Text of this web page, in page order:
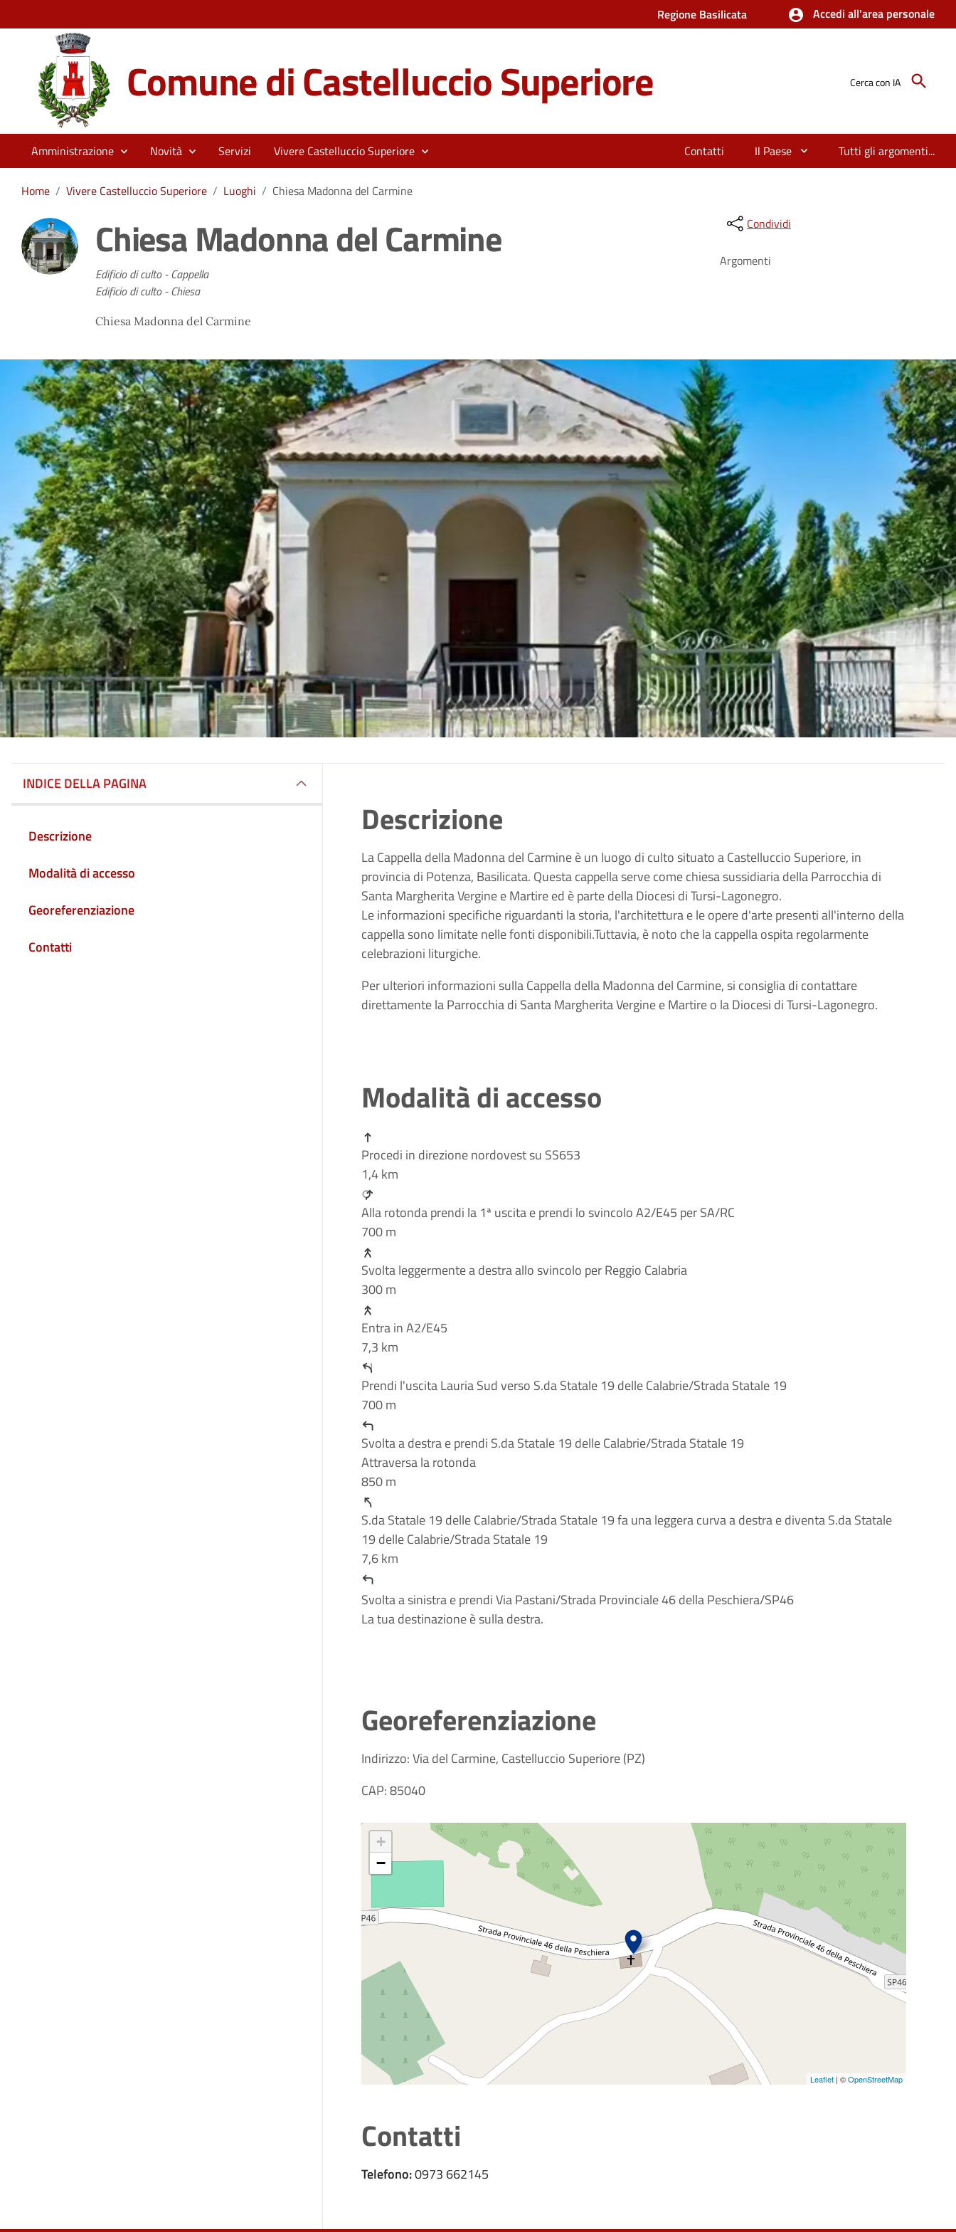
Regione Basilicata Accedi all'area personale
Comune di Castelluccio Superiore Cerca con IA
Amministrazione Novità Servizi Vivere Castelluccio Superiore Contatti Il Paese Tutti gli argomenti...
Home / Vivere Castelluccio Superiore / Luoghi / Chiesa Madonna del Carmine
Chiesa Madonna del Carmine
Edificio di culto - Cappella
Edificio di culto - Chiesa
Chiesa Madonna del Carmine
Condividi
Argomenti
INDICE DELLA PAGINA
Descrizione
Modalità di accesso
Georeferenziazione
Contatti
Descrizione
La Cappella della Madonna del Carmine è un luogo di culto situato a Castelluccio Superiore, in
provincia di Potenza, Basilicata. Questa cappella serve come chiesa sussidiaria della Parrocchia di
Santa Margherita Vergine e Martire ed è parte della Diocesi di Tursi-Lagonegro.
Le informazioni specifiche riguardanti la storia, l'architettura e le opere d'arte presenti all'interno della
cappella sono limitate nelle fonti disponibili.Tuttavia, è noto che la cappella ospita regolarmente
celebrazioni liturgiche.
Per ulteriori informazioni sulla Cappella della Madonna del Carmine, si consiglia di contattare
direttamente la Parrocchia di Santa Margherita Vergine e Martire o la Diocesi di Tursi-Lagonegro.
Modalità di accesso
Procedi in direzione nordovest su SS653
1,4 km
Alla rotonda prendi la 1ª uscita e prendi lo svincolo A2/E45 per SA/RC
700 m
Svolta leggermente a destra allo svincolo per Reggio Calabria
300 m
Entra in A2/E45
7,3 km
Prendi l'uscita Lauria Sud verso S.da Statale 19 delle Calabrie/Strada Statale 19
700 m
Svolta a destra e prendi S.da Statale 19 delle Calabrie/Strada Statale 19
Attraversa la rotonda
850 m
S.da Statale 19 delle Calabrie/Strada Statale 19 fa una leggera curva a destra e diventa S.da Statale
19 delle Calabrie/Strada Statale 19
7,6 km
Svolta a sinistra e prendi Via Pastani/Strada Provinciale 46 della Peschiera/SP46
La tua destinazione è sulla destra.
Georeferenziazione
Indirizzo: Via del Carmine, Castelluccio Superiore (PZ)
CAP: 85040
+
−
Leaflet| ©OpenStreetMap
Contatti
Telefono:0973 662145